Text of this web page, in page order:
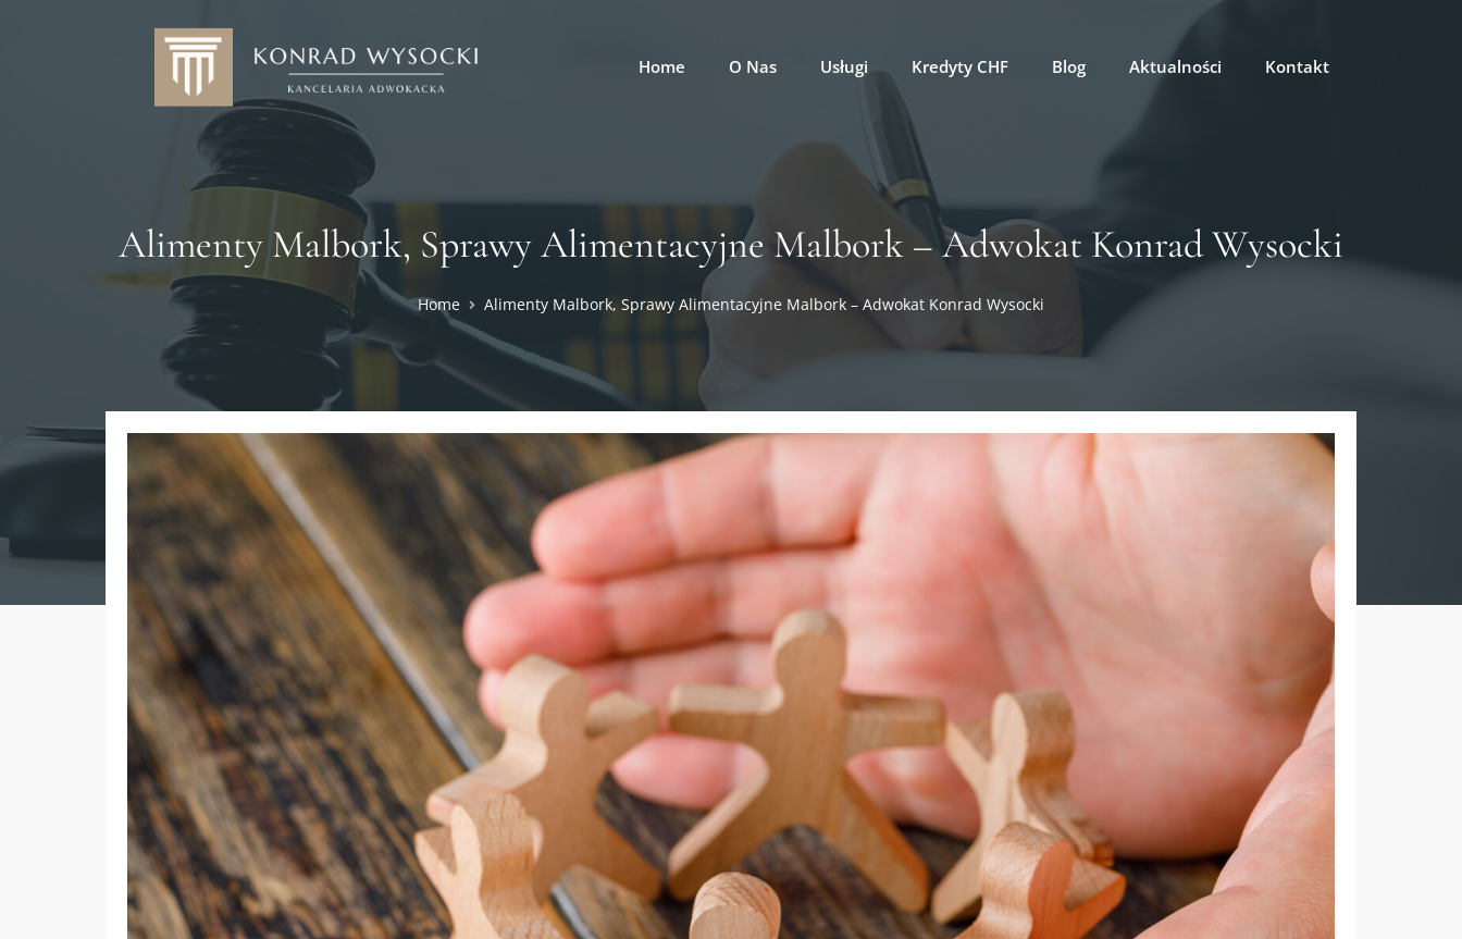
Home O Nas Usługi Kredyty CHF Blog Aktualności Kontakt
Alimenty Malbork, Sprawy Alimentacyjne Malbork – Adwokat Konrad Wysocki
Home Alimenty Malbork, Sprawy Alimentacyjne Malbork – Adwokat Konrad Wysocki